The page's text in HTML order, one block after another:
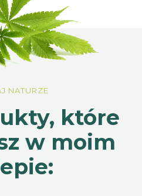
NATURZE
które
w moim